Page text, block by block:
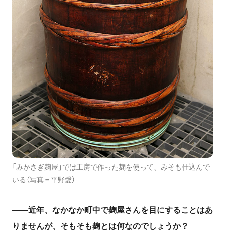
「みかさぎ麹屋」では工房で作った麹を使って、みそも仕込んで
いる（写真＝平野愛）
――近年、なかなか町中で麹屋さんを目にすることはあ
りませんが、そもそも麹とは何なのでしょうか？